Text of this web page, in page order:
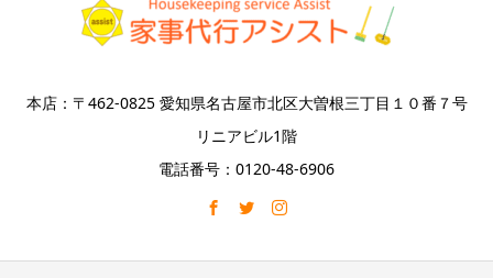
本店：〒462-0825 愛知県名古屋市北区大曽根三丁目１０番７号
リニアビル1階
電話番号：0120-48-6906